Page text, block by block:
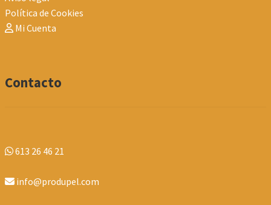
Política de Cookies
Mi Cuenta
Contacto
613 26 46 21
info@produpel.com